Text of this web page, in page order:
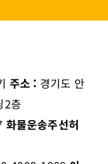
주소 : 경기도 안
2층
화물운송주선허